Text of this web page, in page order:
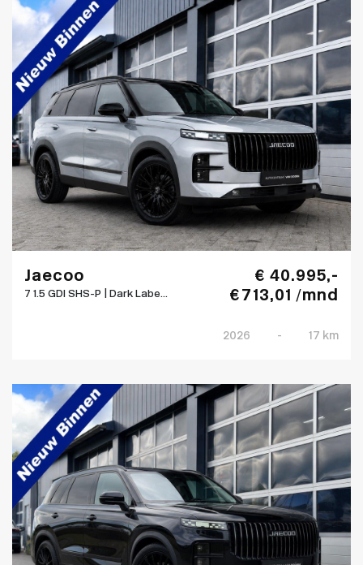
Jaecoo
7 1.5 GDI SHS-P | Dark Labe...
€ 40.995,-
€ 713,01 /mnd
2026 - 17 km